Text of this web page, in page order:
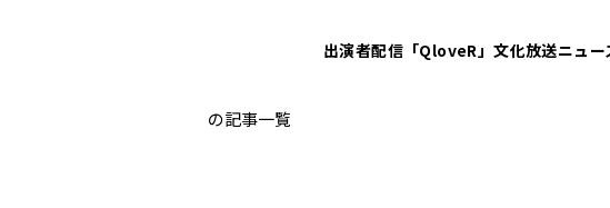
出演者配信「QloveR」文化放送ニュー
の記事一覧